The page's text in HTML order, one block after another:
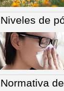
Niveles de
Normativa